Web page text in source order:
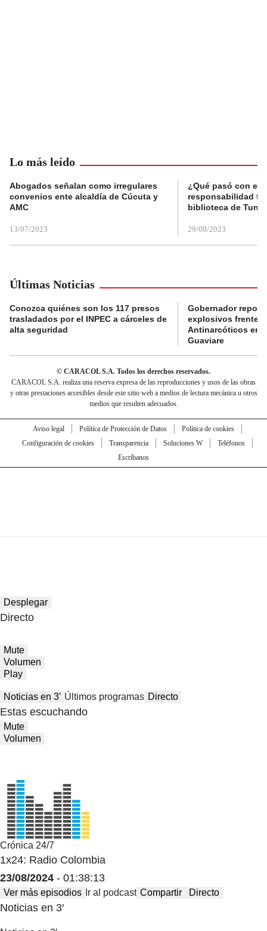
Lo más leído
Abogados señalan como irregulares
convenios ente alcaldía de Cúcuta y
AMC
13/07/2023
¿Qué pasó con el
responsabilidad
biblioteca de
29/08/2023
Últimas Noticias
Conozca quiénes son los 117 presos
trasladados por el INPEC a cárceles de
alta seguridad
Gobernador
explosivos frente a
Antinarcóticos en
Guaviare
© CARACOL S.A. Todos los derechos reservados.
CARACOL S.A. realiza una reserva expresa de las reproducciones y usos de las obras
y otras prestaciones accesibles desde este sitio web a medios de lectura mecánica u otros
medios que resulten adecuados.
Aviso legal Política de Protección de Datos
Política de cookies
Configuración de cookies
Transparencia Soluciones W
Teléfonos
Escríbanos
Desplegar
Directo
Mute
Volumen
Play
Noticias en 3′ Últimos programas Directo
Estas escuchando
Mute
Volumen
Crónica 24/7
1x24: Radio Colombia
23/08/2024 - 01:38:13
Ver más episodios Ir al podcast Compartir Directo
Noticias en 3′